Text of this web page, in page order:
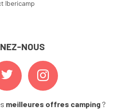
Ibericamp
NOUS
meilleures offres camping ?